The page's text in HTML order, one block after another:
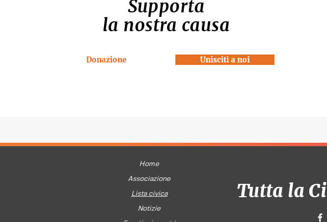
Supporta
la nostra causa
Donazione Unisciti a noi
Home
Associazione
Lista civica
Notizie
Tutta la